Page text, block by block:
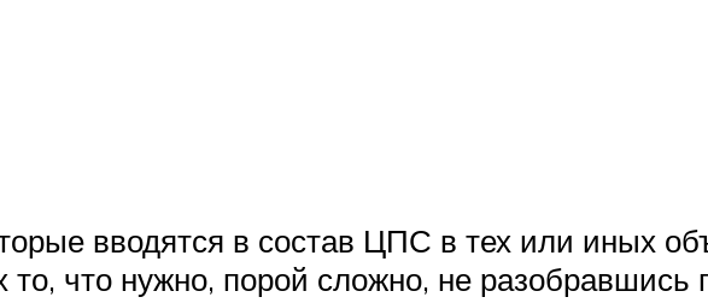
вводятся в состав ЦПС в тех или иных
что нужно, порой сложно, не разобравшись